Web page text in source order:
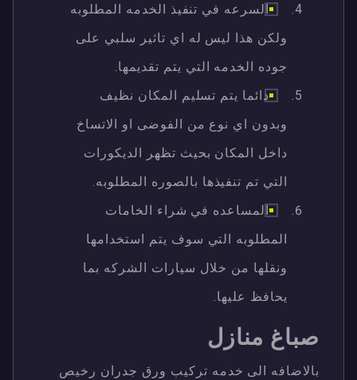
السرعه في تنفيذ الخدمه المطلوبه
ولكن هذا ليس له اي تاثير سلبي على
جوده الخدمه التي يتم تقديمها.
دائما يتم تسليم المكان نظيف
وبدون اي نوع من الفوضى او الاتساخ
داخل المكان بحيث تظهر الديكورات
التي تم تنفيذها بالصوره المطلوبه.
المساعده في شراء الخامات
المطلوبه التي سوف يتم استخدامها
ونقلها من خلال سيارات الشركه بما
يحافظ عليها.
صباغ منازل
بالاضافه الى خدمه تركيب ورق جدران رخيص